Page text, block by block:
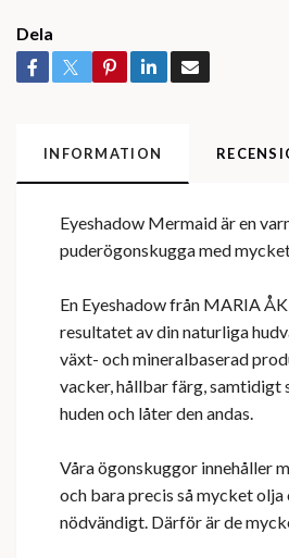
Dela
INFORMATION
Eyeshadow Mermaid är en
puderögonskugga med
En Eyeshadow från MARIA
resultatet av din naturliga
växt- och mineralbaserad
vacker, hållbar färg, samtidigt
huden och låter den andas.
Våra ögonskuggor innehåller
och bara precis så mycket olja
nödvändigt. Därför är de